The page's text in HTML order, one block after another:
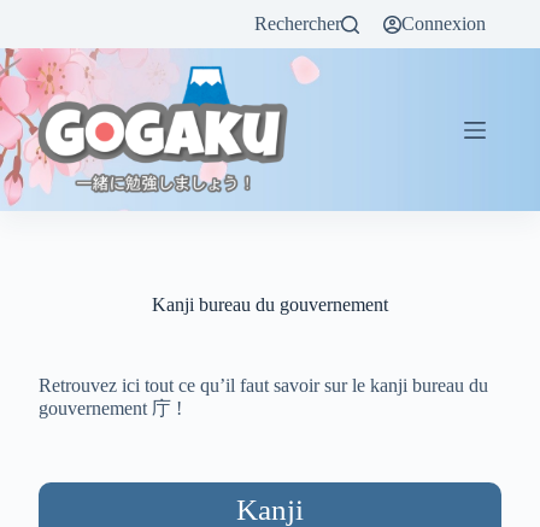
Rechercher Connexion
Kanji bureau du gouvernement
Retrouvez ici tout ce qu’il faut savoir sur le kanji bureau du
gouvernement 庁 !
Kanji